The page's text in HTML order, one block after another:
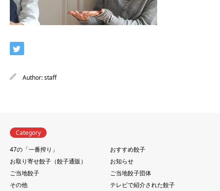
Author:staff
Category
47の「一番搾り」
おすすめ餃子
お取り寄せ餃子（餃子通販）
お知らせ
ご当地餃子
ご当地餃子団体
その他
テレビで紹介された餃子